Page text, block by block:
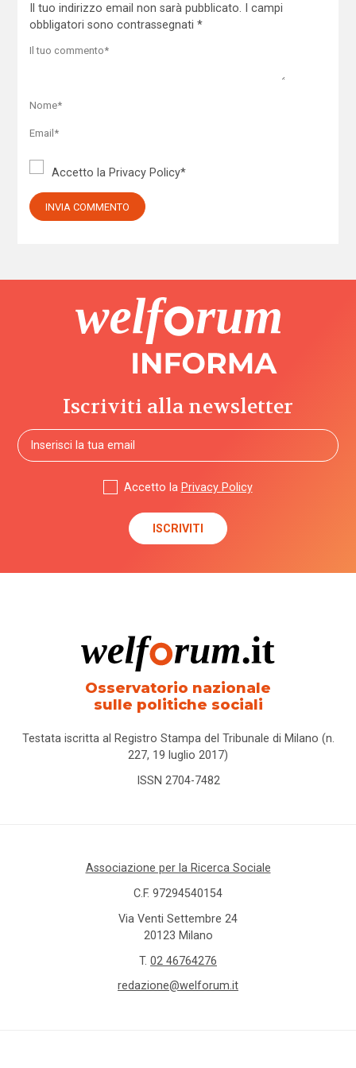
Il tuo indirizzo email non sarà pubblicato.
I campi
obbligatori sono contrassegnati *
Accetto la Privacy Policy*
Iscriviti alla newsletter
Accetto la Privacy Policy
Osservatorio nazionale
sulle politiche sociali
Testata iscritta al Registro Stampa del Tribunale di Milano (n.
227, 19 luglio 2017)
ISSN 2704-7482
Associazione per la Ricerca Sociale
C.F. 97294540154
Via Venti Settembre 24
20123 Milano
T. 02 46764276
redazione@welforum.it